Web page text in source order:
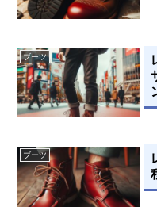
ブーツ
ブーツ